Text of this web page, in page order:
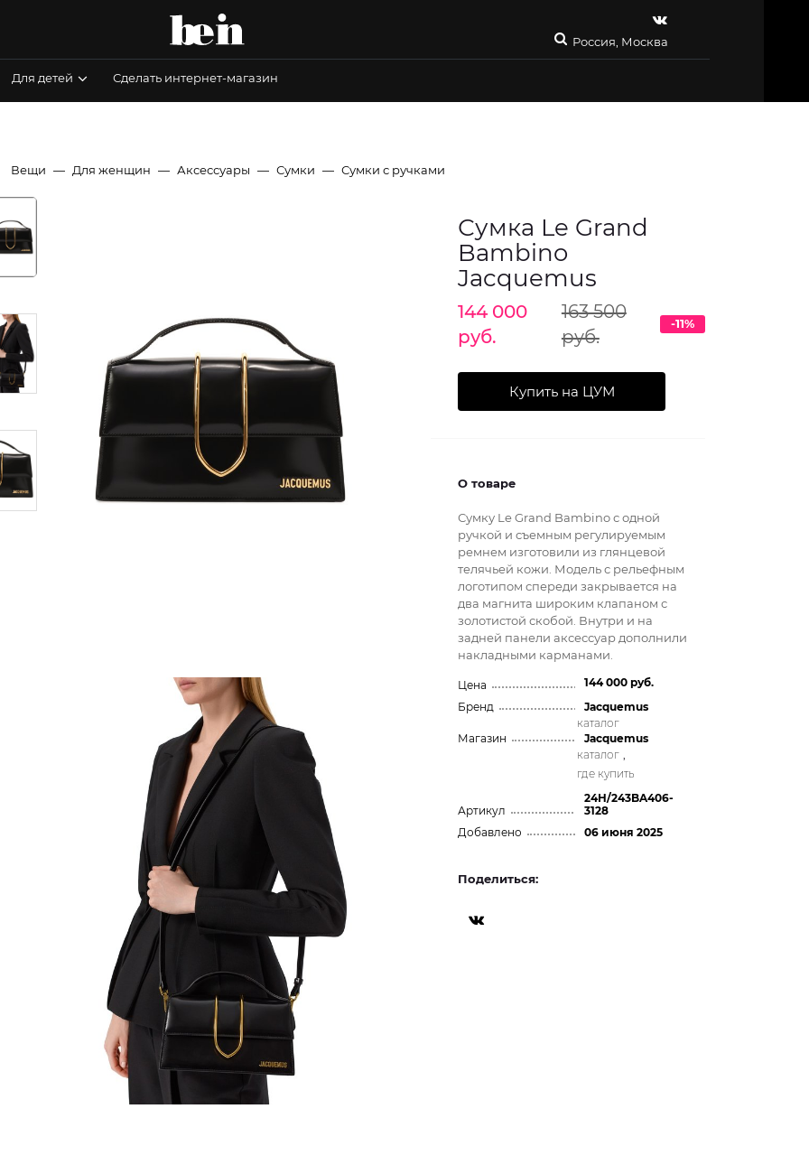
Россия, Москва
Для детей Сделать интернет-магазин
Вещи Для женщин Аксессуары Сумки Сумки с ручками
Сумка Le Grand
Bambino
Jacquemus
144 000
руб.
163 500
руб.
-11%
Купить на ЦУМ
О товаре
Сумку Le Grand Bambino с одной
ручкой и съемным регулируемым
ремнем изготовили из глянцевой
телячьей кожи. Модель с рельефным
логотипом спереди закрывается на
два магнита широким клапаном с
золотистой скобой. Внутри и на
задней панели аксессуар дополнили
накладными карманами.
Цена
144 000 руб.
Бренд
Jacquemus
каталог
Магазин
Jacquemus
каталог ,
где купить
Артикул
24H/243BA406-
3128
Добавлено
06 июня 2025
Поделиться: